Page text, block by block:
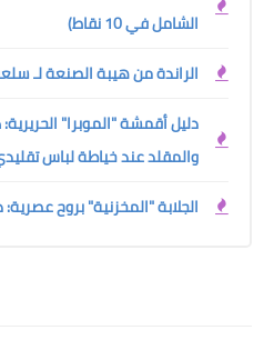
الشامل في 10 نقاط)
الراندة من هيبة الصنعة لـ
دليل أقمشة "الموبرا"
والمقلد عند خياطة لباس
الجلابة "المخزنية" بروح عصرية: